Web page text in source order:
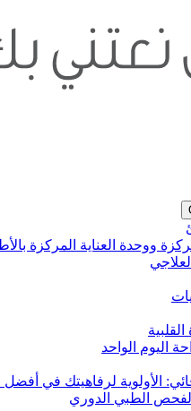
ووحدة العناية المركزة
اليوم الواحد
الأولوية لرفاهيتك في
الطبي الدوري